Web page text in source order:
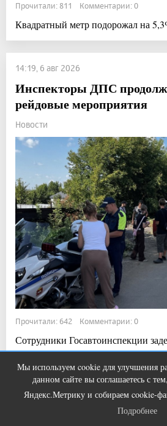
Прочитали: 811 Комментарии: 0
Квадратный метр подорожал на
14:19, 6 авг 2026
Инспекторы ДПС
рейдовые мероприятия
Новости
Прочитали: 642 Комментарии: 0
Сотрудники Госавтоинспекции
несовершеннолетних водителей
12:53, 6 авг 2026
В Челябинской области
Мы используем cookie для улучшения
данном сайте вы соглашаетесь с
Яндекс.Метрику и собираем cookie-
Подробнее
Ролик длится
будете в шоке
Подробнее